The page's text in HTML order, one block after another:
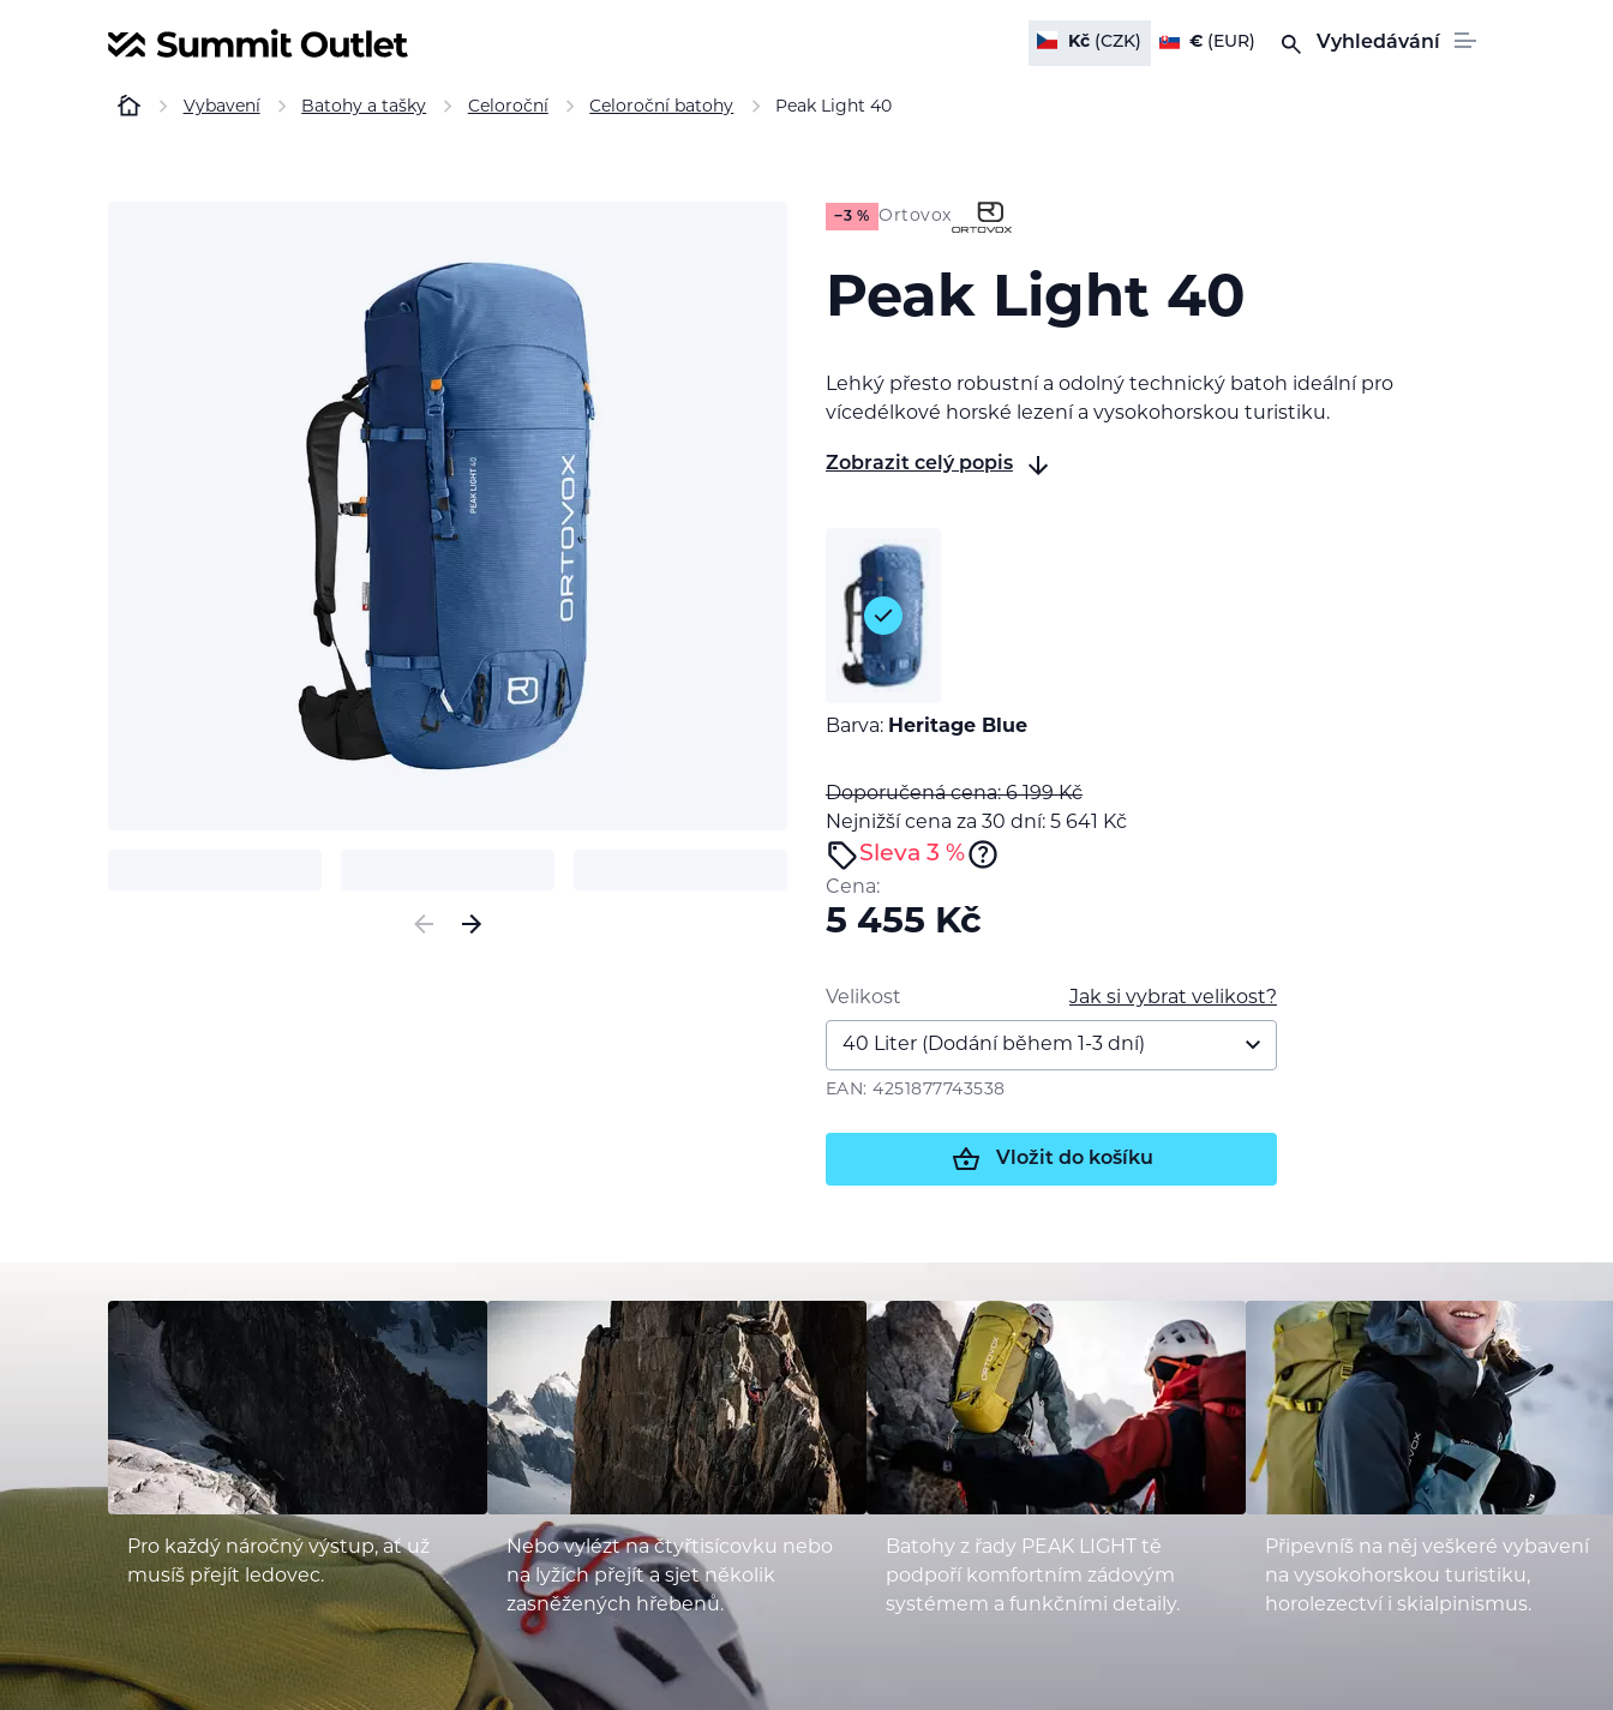
Kč(CZK) € (EUR) Vyhledávání
Vybavení Batohy a tašky Celoroční Celoroční batohy Peak Light 40
−3 % Ortovox
Peak Light 40
Lehký přesto robustní a odolný technický batoh ideální pro
vícedélkové horské lezení a vysokohorskou turistiku.
Zobrazit celý popis
Previous
Barva: Heritage Blue
Doporučená cena: 6 199Kč
Nejnižší cena za 30 dní: 5 641
Kč
Sleva 3 %
Cena:
5 455 Kč
Jak si vybrat velikost?
Velikost
EAN: 4251877743538
Vložit do košíku
Pro každý náročný výstup, ať už
musíš přejít ledovec.
Nebo vylézt na čtyřtisícovku nebo
na lyžích přejít a sjet několik
zasněžených hřebenů.
Batohy z řady PEAK LIGHT tě
podpoří komfortním zádovým
systémem a funkčními detaily.
Připevníš na něj veškeré vybavení
na vysokohorskou turistiku,
horolezectví i skialpinismus.